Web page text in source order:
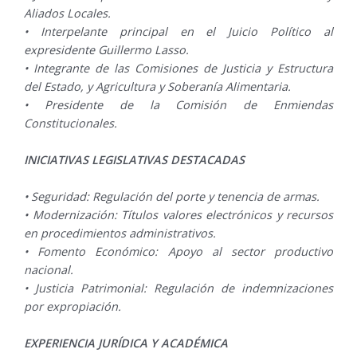
Aliados Locales.
• Interpelante principal en el Juicio Político al
expresidente Guillermo Lasso.
• Integrante de las Comisiones de Justicia y Estructura
del Estado, y Agricultura y Soberanía Alimentaria.
• Presidente de la Comisión de Enmiendas
Constitucionales.
INICIATIVAS LEGISLATIVAS DESTACADAS
• Seguridad: Regulación del porte y tenencia de armas.
• Modernización: Títulos valores electrónicos y recursos
en procedimientos administrativos.
• Fomento Económico: Apoyo al sector productivo
nacional.
• Justicia Patrimonial: Regulación de indemnizaciones
por expropiación.
EXPERIENCIA JURÍDICA Y ACADÉMICA